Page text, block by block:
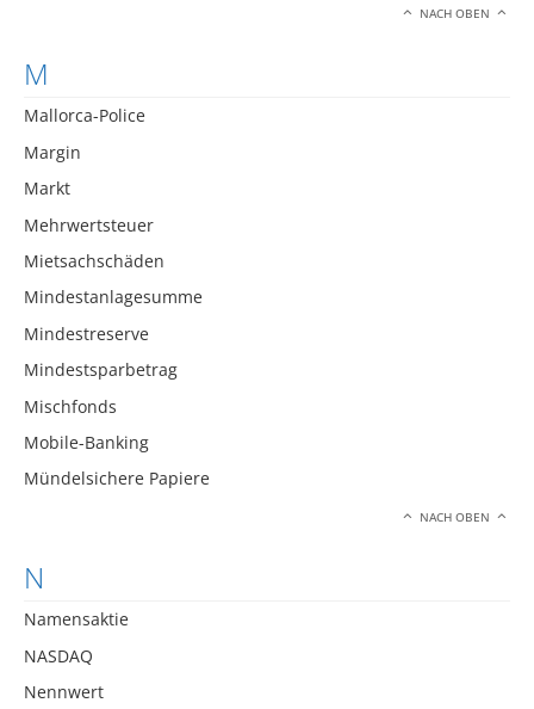
NACH OBEN
M
Mallorca-Police
Margin
Markt
Mehrwertsteuer
Mietsachschäden
Mindestanlagesumme
Mindestreserve
Mindestsparbetrag
Mischfonds
Mobile-Banking
Mündelsichere Papiere
NACH OBEN
N
Namensaktie
NASDAQ
Nennwert